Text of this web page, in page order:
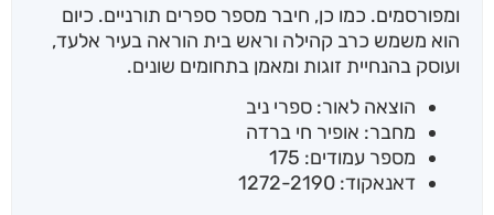
ומפורסמים. כמו כן, חיבר מספר ספרים תורניים. כיום
הוא משמש כרב קהילה וראש בית הוראה בעיר אלעד,
ועוסק בהנחיית זוגות ומאמן בתחומים שונים.
הוצאה לאור: ספרי ניב
מחבר: אופיר חי ברדה
מספר עמודים: 175
דאנאקוד: 1272-2190